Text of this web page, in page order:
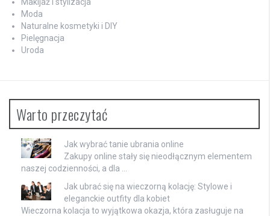
Moda
Naturalne kosmetyki i DIY
Pielęgnacja
Uroda
Warto przeczytać
Jak wybrać tanie ubrania online
Zakupy online stały się nieodłącznym elementem
naszej codzienności, a dla …
Jak ubrać się na wieczorną kolację: Stylowe i
eleganckie outfity dla kobiet
Wieczorna kolacja to wyjątkowa okazja, która zasługuje na